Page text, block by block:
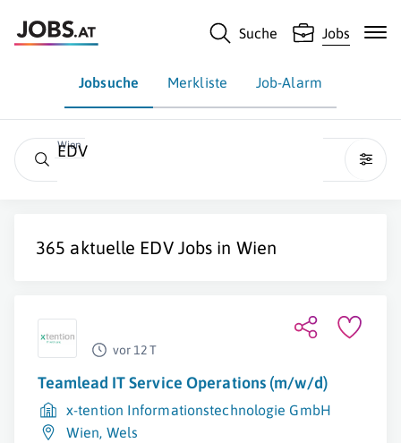
Suche Jobs
Jobsuche Merkliste Job-Alarm
Wien
EDV
365 aktuelle EDVJobs in Wien
vor 12 T
Teamlead IT Service Operations (m/w/d)
x-tention Informationstechnologie GmbH
Wien, Wels